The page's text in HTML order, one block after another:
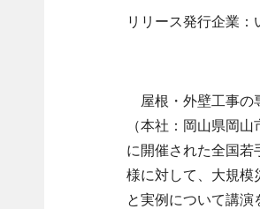
リリース発行企業
屋根・外壁工事の
（本社：岡山県岡
に開催された全国
様に対して、大規模
と実例について講